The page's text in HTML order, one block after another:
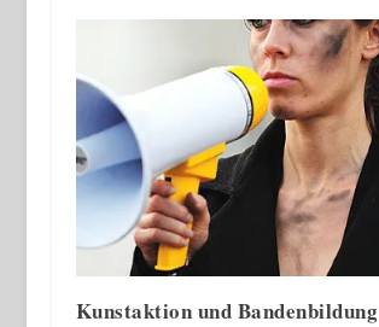
Kunstaktion und Bandenbildung